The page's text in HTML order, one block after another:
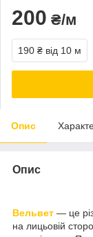
200 ₴/м
190 ₴ від 10 м
Опис
Опис
Вельвет — це
на лицьовій